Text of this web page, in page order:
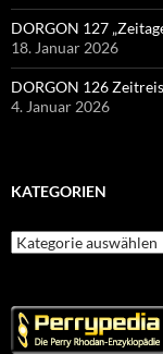
DORGON 127
18. Januar 2026
DORGON 126
4. Januar 2026
KATEGORIEN
Kategorien